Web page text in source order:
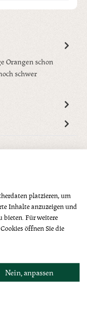
platzieren, um
Inhalte anzuzeigen und
bieten. Für weitere
öffnen Sie die
Nein, anpassen
Orangen schon
schwer
wir